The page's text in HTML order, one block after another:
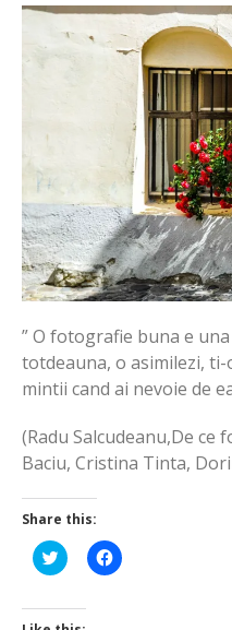
” O fotografie buna e
totdeauna, o asimilezi,
mintii cand ai nevoie de
(Radu Salcudeanu,De ce
Baciu, Cristina Tinta,
Share this:
Click
to
Twitter
(Opens
Click
to